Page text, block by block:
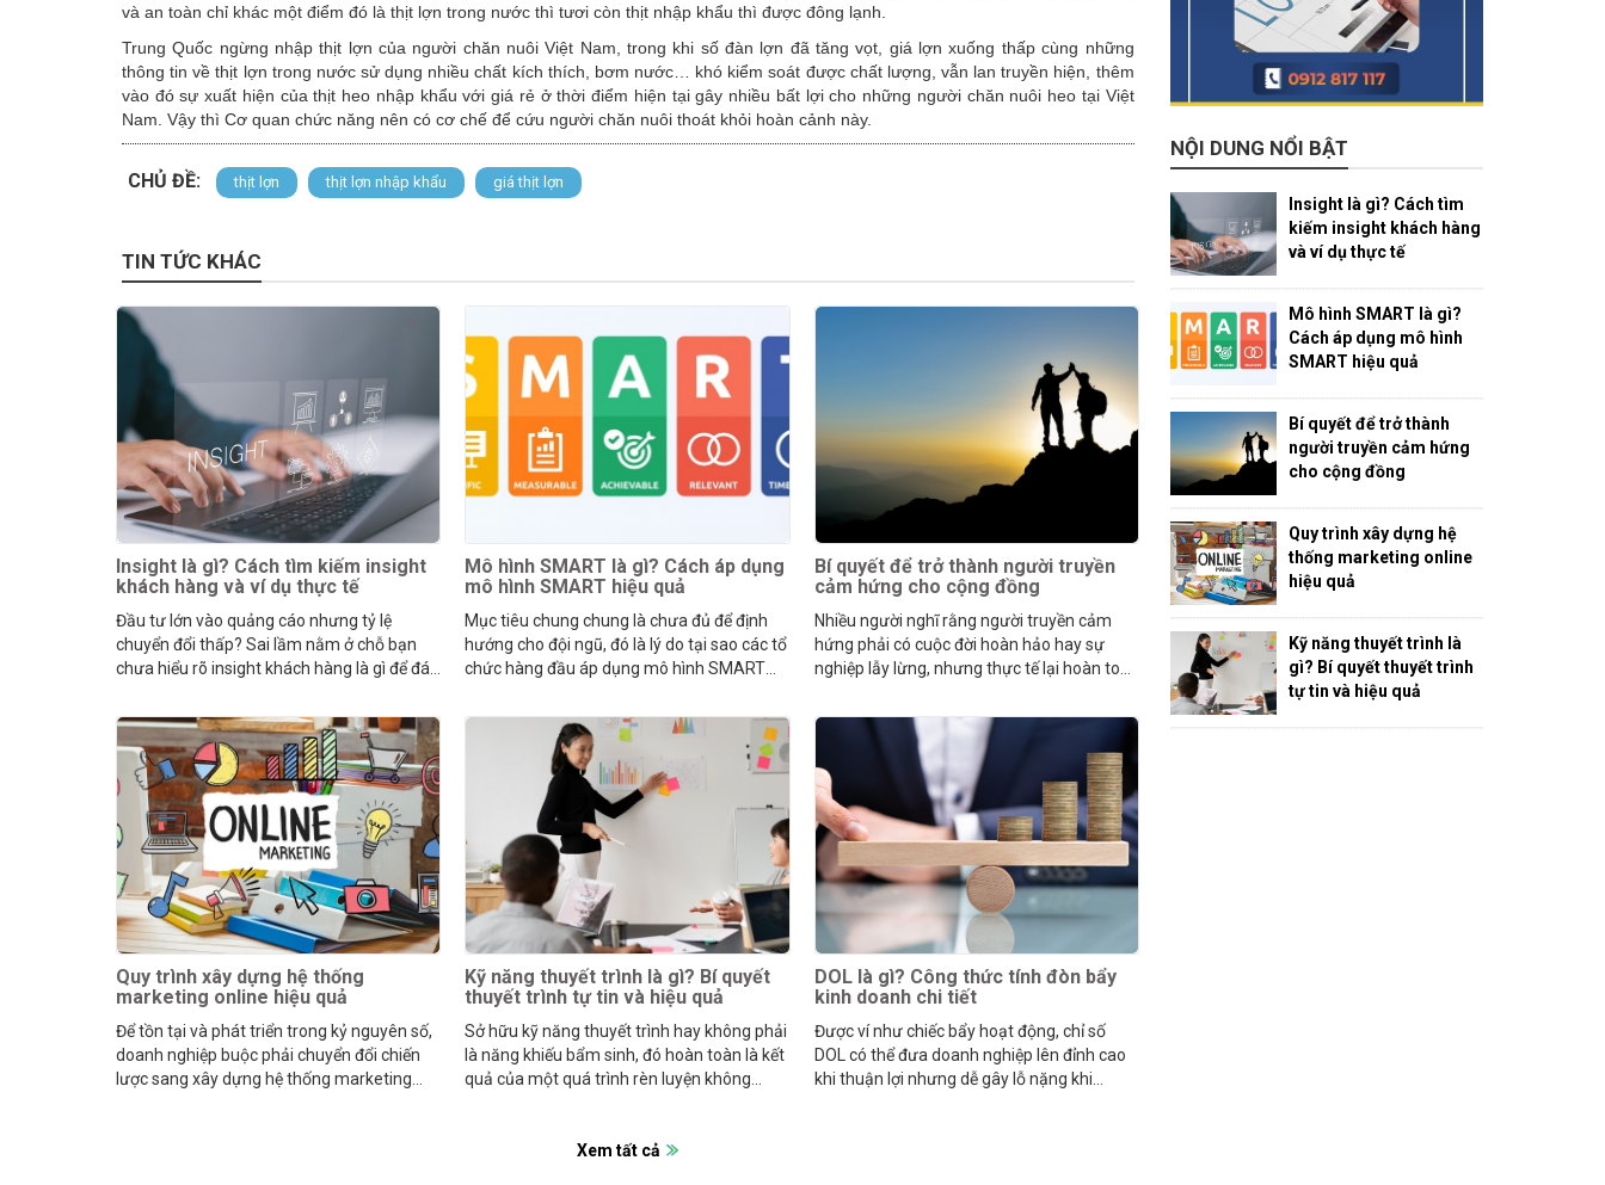
và an toàn chỉ khác một điểm đó là thịt lợn trong nước thì tươi còn thịt nhập khẩu thì được đông lạnh.
Trung Quốc ngừng nhập thịt lợn của người chăn nuôi Việt Nam, trong khi số đàn lợn đã tăng vọt, giá lợn xuống thấp cùng những
thông tin về thịt lợn trong nước sử dụng nhiều chất kích thích, bơm nước… khó kiểm soát được chất lượng, vẫn lan truyền hiện, thêm
vào đó sự xuất hiện của thịt heo nhập khẩu với giá rẻ ở thời điểm hiện tại gây nhiều bất lợi cho những người chăn nuôi heo tại Việt
Nam. Vậy thì Cơ quan chức năng nên có cơ chế để cứu người chăn nuôi thoát khỏi hoàn cảnh này.
CHỦ ĐỀ: thịt lợn thịt lợn nhập khẩu giá thịt lợn
TIN TỨC KHÁC
Insight là gì? Cách tìm kiếm insight
khách hàng và ví dụ thực tế
Đầu tư lớn vào quảng cáo nhưng tỷ lệ
chuyển đổi thấp? Sai lầm nằm ở chỗ bạn
chưa hiểu rõ insight khách hàng là gì để đáp
Mô hình SMART là gì? Cách áp dụng
mô hình SMART hiệu quả
Mục tiêu chung chung là chưa đủ để định
hướng cho đội ngũ, đó là lý do tại sao các tổ
chức hàng đầu áp dụng mô hình SMART
Bí quyết để trở thành người truyền
cảm hứng cho cộng đồng
Nhiều người nghĩ rằng người truyền cảm
hứng phải có cuộc đời hoàn hảo hay sự
nghiệp lẫy lừng, nhưng thực tế lại hoàn toàn
Quy trình xây dựng hệ thống
marketing online hiệu quả
Để tồn tại và phát triển trong kỷ nguyên số,
doanh nghiệp buộc phải chuyển đổi chiến
lược sang xây dựng hệ thống marketing
Kỹ năng thuyết trình là gì? Bí quyết
thuyết trình tự tin và hiệu quả
Sở hữu kỹ năng thuyết trình hay không phải
là năng khiếu bẩm sinh, đó hoàn toàn là kết
quả của một quá trình rèn luyện không
DOL là gì? Công thức tính đòn bẩy
kinh doanh chi tiết
Được ví như chiếc bẩy hoạt động, chỉ số
DOL có thể đưa doanh nghiệp lên đỉnh cao
khi thuận lợi nhưng dễ gây lỗ nặng khi
Xem tất cả
NỘI DUNG NỔI BẬT
Insight là gì? Cách tìm
kiếm insight khách hàng
và ví dụ thực tế
Mô hình SMART là gì?
Cách áp dụng mô hình
SMART hiệu quả
Bí quyết để trở thành
người truyền cảm hứng
cho cộng đồng
Quy trình xây dựng hệ
thống marketing online
hiệu quả
Kỹ năng thuyết trình là
gì? Bí quyết thuyết trình
tự tin và hiệu quả